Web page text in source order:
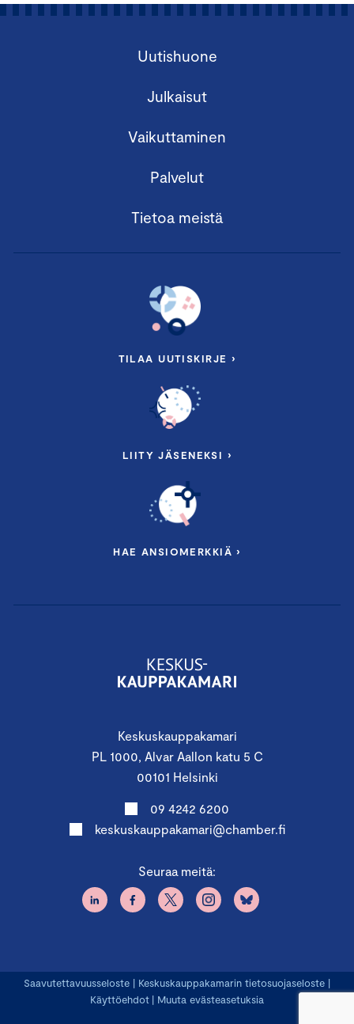
Keskuskauppakamari
PL 1000, Alvar Aallon katu 5 C
00101 Helsinki
09 4242 6200
keskuskauppakamari@chamber.fi
Seuraa meitä:
Uutishuone
Julkaisut
Vaikuttaminen
Palvelut
Tietoa meistä
TILAA UUTISKIRJE ›
LIITY JÄSENEKSI ›
HAE ANSIOMERKKIÄ ›
Saavutettavuusseloste | Keskuskauppakamarin tietosuojaseloste |
Käyttöehdot | Muuta evästeasetuksia